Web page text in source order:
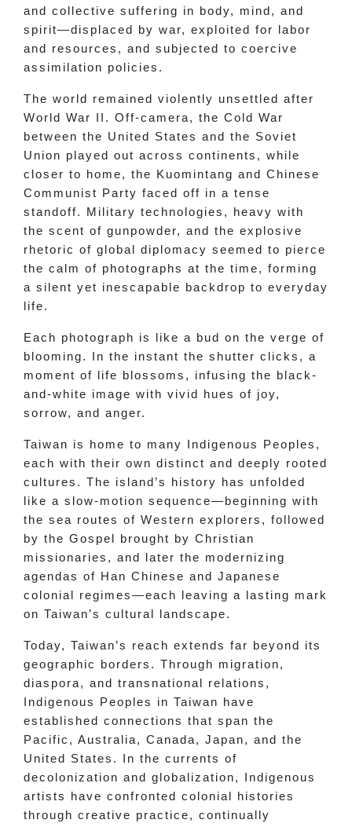
and collective suffering in body, mind, and
spirit—displaced by war, exploited for labor
and resources, and subjected to coercive
assimilation policies.
The world remained violently unsettled after
World War II. Off-camera, the Cold War
between the United States and the Soviet
Union played out across continents, while
closer to home, the Kuomintang and Chinese
Communist Party faced off in a tense
standoff. Military technologies, heavy with
the scent of gunpowder, and the explosive
rhetoric of global diplomacy seemed to pierce
the calm of photographs at the time, forming
a silent yet inescapable backdrop to everyday
life.
Each photograph is like a bud on the verge of
blooming. In the instant the shutter clicks, a
moment of life blossoms, infusing the black-
and-white image with vivid hues of joy,
sorrow, and anger.
Taiwan is home to many Indigenous Peoples,
each with their own distinct and deeply rooted
cultures. The island’s history has unfolded
like a slow-motion sequence—beginning with
the sea routes of Western explorers, followed
by the Gospel brought by Christian
missionaries, and later the modernizing
agendas of Han Chinese and Japanese
colonial regimes—each leaving a lasting mark
on Taiwan’s cultural landscape.
Today, Taiwan’s reach extends far beyond its
geographic borders. Through migration,
diaspora, and transnational relations,
Indigenous Peoples in Taiwan have
established connections that span the
Pacific, Australia, Canada, Japan, and the
United States. In the currents of
decolonization and globalization, Indigenous
artists have confronted colonial histories
through creative practice, continually